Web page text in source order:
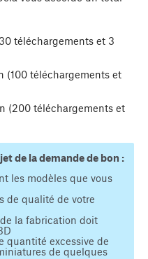
téléchargements et 3
(100 téléchargements et
(200 téléchargements et
de la demande de bon :
les modèles que vous
de qualité de votre
la fabrication doit
quantité excessive de
de quelques